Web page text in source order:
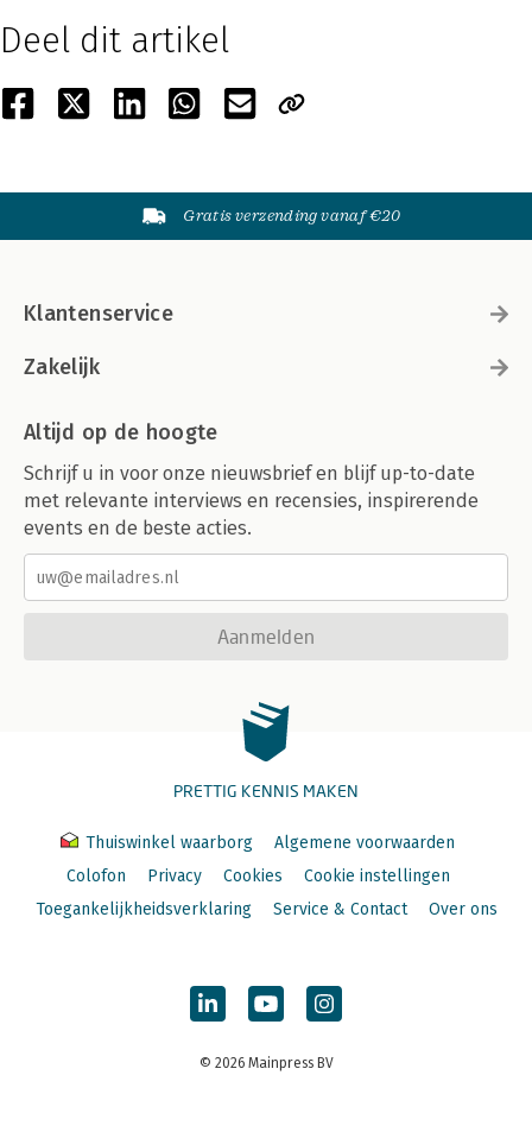
Deel dit artikel
Gratis verzending vanaf €20
Klantenservice
Zakelijk
Altijd op de hoogte
Schrijf u in voor onze nieuwsbrief en blijf up-to-date
met relevante interviews en recensies, inspirerende
events en de beste acties.
Aanmelden
PRETTIG KENNIS MAKEN
Thuiswinkel waarborg
Algemene voorwaarden
Colofon
Privacy Cookies
Cookie instellingen
Toegankelijkheidsverklaring
Service & Contact Over ons
© 2026 Mainpress BV